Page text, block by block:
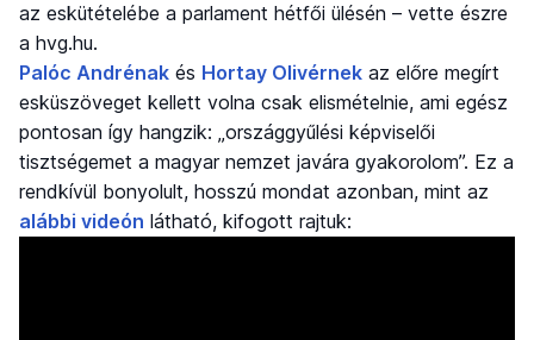
az eskütételébe a parlament hétfői ülésén – vette észre
a hvg.hu.
Palóc Andrénak és Hortay Olivérnek az előre megírt
esküszöveget kellett volna csak elismételnie, ami egész
pontosan így hangzik: „országgyűlési képviselői
tisztségemet a magyar nemzet javára gyakorolom”. Ez a
rendkívül bonyolult, hosszú mondat azonban, mint az
alábbi videón látható, kifogott rajtuk: